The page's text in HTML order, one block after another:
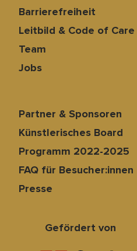
Barrierefreiheit
Leitbild & Code of Care
Team
Jobs
Partner & Sponsoren
Künstlerisches Board
Programm 2022-2025
FAQ für Besucher:innen
Presse
Gefördert von